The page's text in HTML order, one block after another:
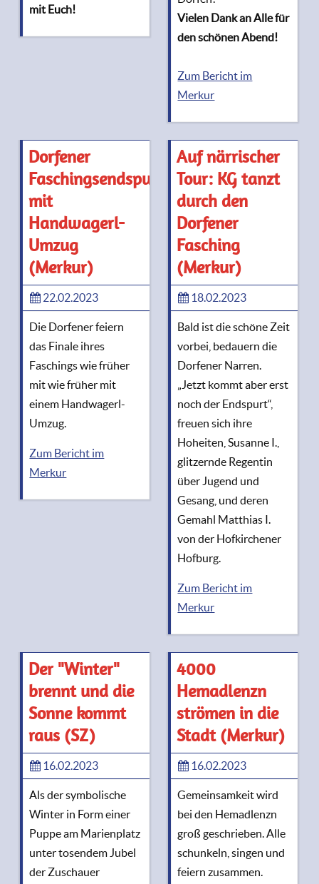
mit Euch!
Vielen Dank an Alle für
den schönen Abend!
Zum Bericht im
Merkur
Dorfener
Faschingsendspurt
mit
Handwagerl-
Umzug
(Merkur)
22.02.2023
Die Dorfener feiern
das Finale ihres
Faschings wie früher
mit wie früher mit
einem Handwagerl-
Umzug.
Zum Bericht im
Merkur
Auf närrischer
Tour: KG tanzt
durch den
Dorfener
Fasching
(Merkur)
18.02.2023
Bald ist die schöne Zeit
vorbei, bedauern die
Dorfener Narren.
„Jetzt kommt aber erst
noch der Endspurt“,
freuen sich ihre
Hoheiten, Susanne I.,
glitzernde Regentin
über Jugend und
Gesang, und deren
Gemahl Matthias I.
von der Hofkirchener
Hofburg.
Zum Bericht im
Merkur
Der "Winter"
brennt und die
Sonne kommt
raus (SZ)
16.02.2023
Als der symbolische
Winter in Form einer
Puppe am Marienplatz
unter tosendem Jubel
der Zuschauer
4000
Hemadlenzn
strömen in die
Stadt (Merkur)
16.02.2023
Gemeinsamkeit wird
bei den Hemadlenzn
groß geschrieben. Alle
schunkeln, singen und
feiern zusammen.